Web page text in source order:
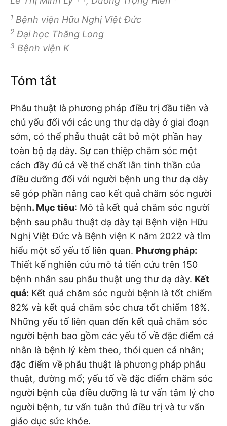
1 Bệnh viện Hữu Nghị Việt Đức
2 Đại học Thăng Long
3 Bệnh viện K
Tóm tắt
Phẫu thuật là phương pháp điều trị đầu tiên và
chủ yếu đối với các ung thư dạ dày ở giai đoạn
sớm, có thể phẫu thuật cắt bỏ một phần hay
toàn bộ dạ dày. Sự can thiệp chăm sóc một
cách đầy đủ cả về thể chất lẫn tinh thần của
điều dưỡng đối với người bệnh ung thư dạ dày
sẽ góp phần nâng cao kết quả chăm sóc người
bệnh. Mục tiêu: Mô tả kết quả chăm sóc người
bệnh sau phẫu thuật dạ dày tại Bệnh viện Hữu
Nghị Việt Đức và Bệnh viện K năm 2022 và tìm
hiểu một số yếu tố liên quan. Phương pháp:
Thiết kế nghiên cứu mô tả tiến cứu trên 150
bệnh nhân sau phẫu thuật ung thư dạ dày. Kết
quả: Kết quả chăm sóc người bệnh là tốt chiếm
82% và kết quả chăm sóc chưa tốt chiếm 18%.
Những yếu tố liên quan đến kết quả chăm sóc
người bệnh bao gồm các yếu tố về đặc điểm cá
nhân là bệnh lý kèm theo, thói quen cá nhân;
đặc điểm về phẫu thuật là phương pháp phẫu
thuật, đường mổ; yếu tố về đặc điểm chăm sóc
người bệnh của điều dưỡng là tư vấn tâm lý cho
người bệnh, tư vấn tuân thủ điều trị và tư vấn
giáo dục sức khỏe.